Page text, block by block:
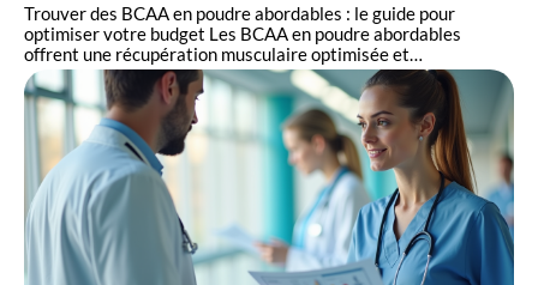
Trouver des BCAA en poudre abordables : le guide pour
optimiser votre budget Les BCAA en poudre abordables
offrent une récupération musculaire optimisée et…